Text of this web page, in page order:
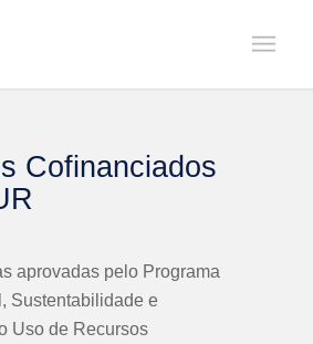
Cofinanciados
aprovadas pelo Programa
Sustentabilidade e
Uso de Recursos